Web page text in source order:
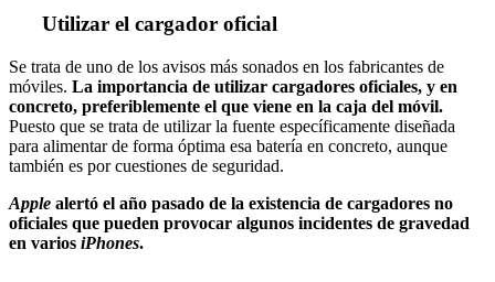
Utilizar el cargador oficial
Se trata de uno de los avisos más sonados en los fabricantes de
móviles. La importancia de utilizar cargadores oficiales, y en
concreto, preferiblemente el que viene en la caja del móvil.
Puesto que se trata de utilizar la fuente específicamente diseñada
para alimentar de forma óptima esa batería en concreto, aunque
también es por cuestiones de seguridad.
Apple alertó el año pasado de la existencia de cargadores no
oficiales que pueden provocar algunos incidentes de gravedad
en varios iPhones.